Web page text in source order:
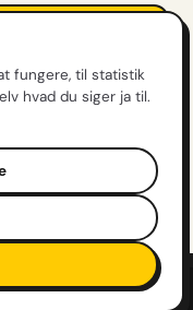
Mastercard
100% ægte & originalt
fungere, til statistik
hvad du siger ja til.